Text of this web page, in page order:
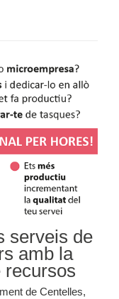
serveis de
amb la
recursos
de Centelles,